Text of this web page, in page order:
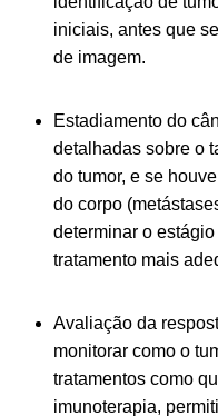
iniciais, antes que
de imagem.
Estadiamento do
detalhadas sobre o
do tumor, e se
do corpo
determinar o
tratamento mais
Avaliação da
monitorar como o
tratamentos como
imunoterapia,